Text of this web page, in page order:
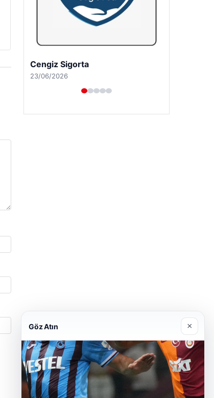
Hastaş Beton
26/05/2026
Göz Atın ×